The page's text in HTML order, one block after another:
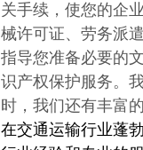
关手续，使您的企
械许可证、劳务派
指导您准备必要的
识产权保护服务。
时，我们还有丰富
在交通运输行业蓬